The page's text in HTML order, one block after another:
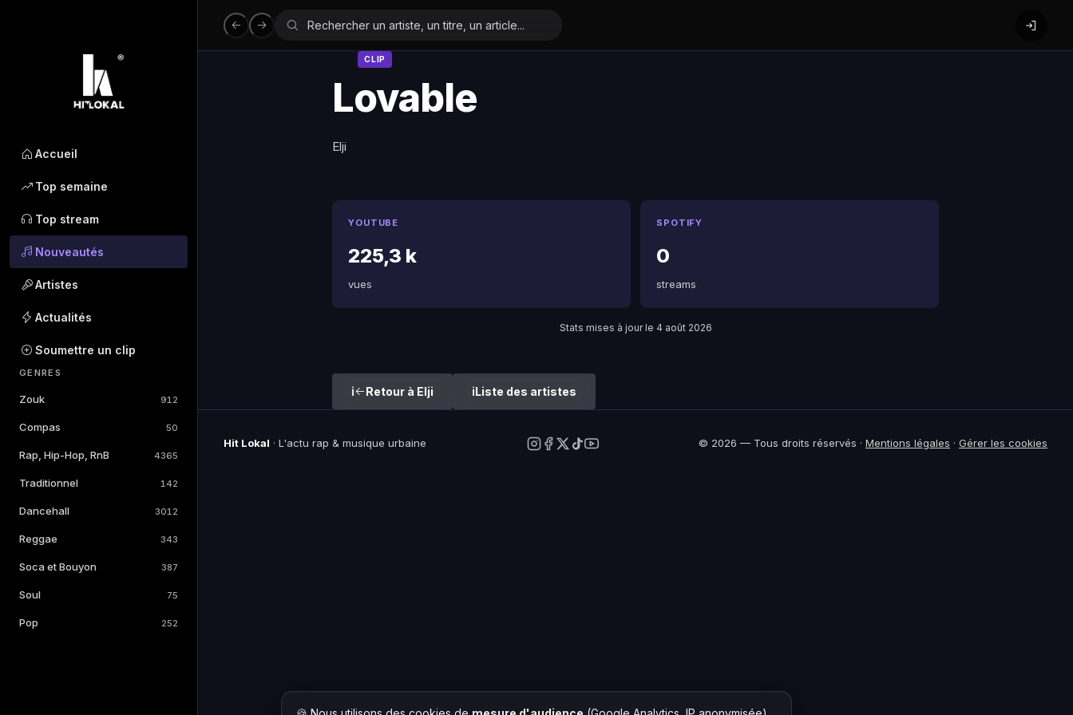
Accueil
Top semaine
Top stream
Nouveautés
Artistes
Actualités
Soumettre un clip
GENRES
Zouk 912
Compas 50
Rap, Hip-Hop, RnB 4365
Traditionnel 142
Dancehall 3012
Reggae 343
Soca et Bouyon 387
Soul 75
Pop 252
CLIP
Lovable
Elji
YOUTUBE
225,3 k
vues
SPOTIFY
0
streams
Stats mises à jour le 4 août 2026
Retour à Elji Liste des artistes
Hit Lokal · L'actu rap & musique urbaine © 2026 — Tous droits réservés · Mentions légales · Gérer les cookies